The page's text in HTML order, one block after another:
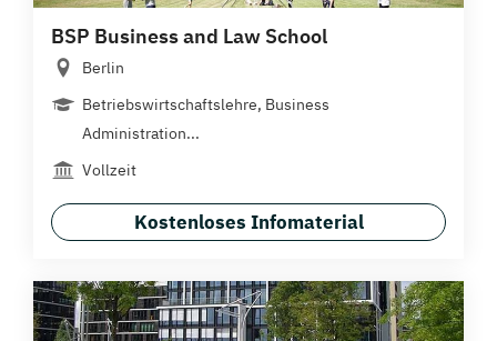
BSP Business and Law School
Berlin
Betriebswirtschaftslehre, Business
Administration...
Vollzeit
Kostenloses Infomaterial